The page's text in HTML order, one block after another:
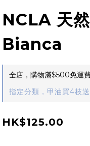
NCLA 天
Bianca
全店，購物滿$500免運
指定分類，甲油買4枝
HK$125.00